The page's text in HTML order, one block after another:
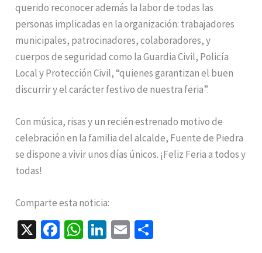
querido reconocer además la labor de todas las
personas implicadas en la organización: trabajadores
municipales, patrocinadores, colaboradores, y
cuerpos de seguridad como la Guardia Civil, Policía
Local y Protección Civil, “quienes garantizan el buen
discurrir y el carácter festivo de nuestra feria”.
Con música, risas y un recién estrenado motivo de
celebración en la familia del alcalde, Fuente de Piedra
se dispone a vivir unos días únicos. ¡Feliz Feria a todos y
todas!
Comparte esta noticia:
X
Fa W Li E